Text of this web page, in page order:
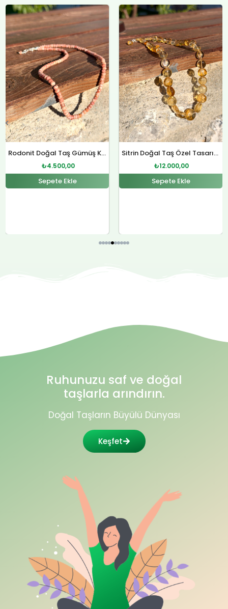
Rodonit Doğal Taş Gümüş Kolye
Orijinal
fiyat:
₺4.800,00.
₺4.500,00
Şu
andaki
fiyat:
₺4.500,00.
Sepete Ekle
Sitrin Doğal Taş Özel Tasarım Gümüş Kolye
Orijinal
fiyat:
₺12.400,00.
₺12.000,00
Şu
andaki
fiyat:
₺12.000,00.
Sepete Ekle
Ruhunuzu saf ve doğal
taşlarla arındırın.
Doğal Taşların Büyülü Dünyası
Keşfet